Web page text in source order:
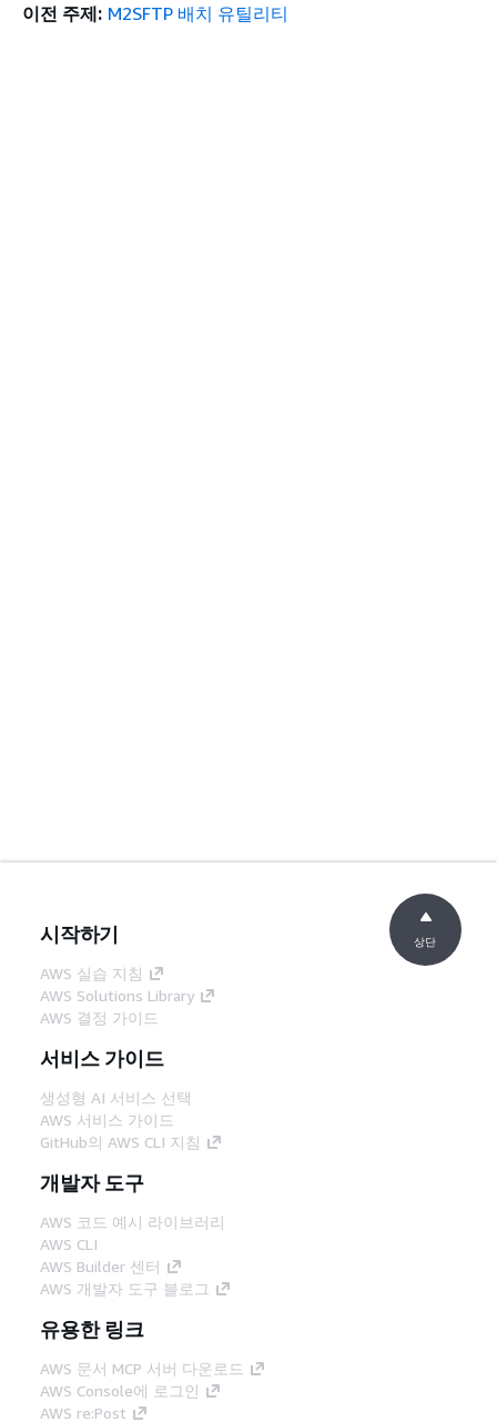
이전 주제: M2SFTP 배치 유틸리티
시작하기
AWS 실습 지침
AWS Solutions Library
AWS 결정 가이드
서비스 가이드
생성형 AI 서비스 선택
AWS 서비스 가이드
GitHub의 AWS CLI 지침
개발자 도구
AWS 코드 예시 라이브러리
AWS CLI
AWS Builder 센터
AWS 개발자 도구 블로그
유용한 링크
AWS 문서 MCP 서버 다운로드
AWS Console에 로그인
AWS re:Post
상단